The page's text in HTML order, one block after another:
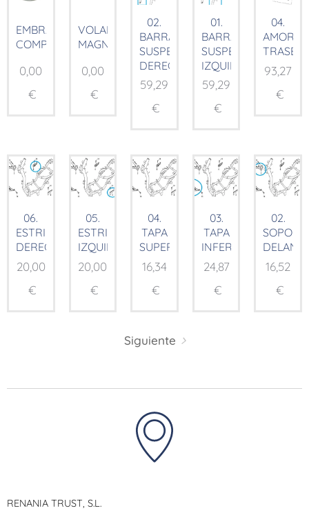
EMBRAGUE
COMP.
0,00
€
VOLANTE
MAGNÉTICO
0,00
€
02.
BARRA
SUSPENSIÓN
DERECHA
59,29
€
01.
BARRA
SUSPENSIÓN
IZQUIERDA
59,29
€
04.
93,27
€
06.
ESTRIBERA
DERECHA
20,00
€
05.
ESTRIBERA
IZQUIERDA
20,00
€
04.
TAPA
SUPERIOR
16,34
€
03.
TAPA
INFERIOR
24,87
€
02.
16,52
€
Siguiente
RENANIA TRUST, S.L.